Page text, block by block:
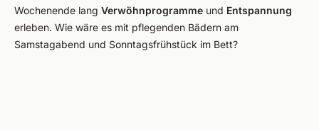
Wochenende lang Verwöhnprogramme und Entspannung
erleben. Wie wäre es mit pflegenden Bädern am
Samstagabend und Sonntagsfrühstück im Bett?